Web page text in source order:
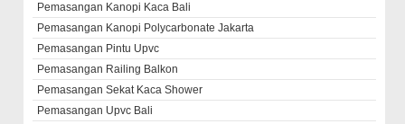
Pemasangan Kanopi Kaca Bali
Pemasangan Kanopi Polycarbonate Jakarta
Pemasangan Pintu Upvc
Pemasangan Railing Balkon
Pemasangan Sekat Kaca Shower
Pemasangan Upvc Bali